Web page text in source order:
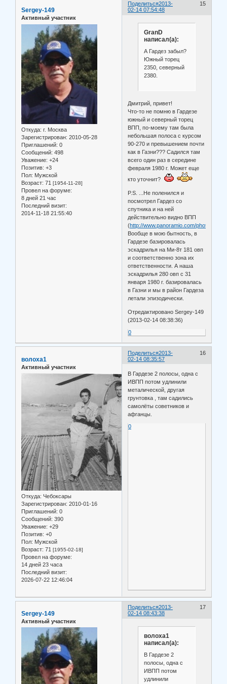
Поделиться 15
2013-
02-14 07:54:48
Sergey-149
Активный участник
Откуда: г. Москва
Зарегистрирован: 2010-05-28
Приглашений: 0
Сообщений: 498
Уважение: +24
Позитив: +3
Пол: Мужской
Возраст: 71 [1954-11-28]
Провел на форуме:
8 дней 21 час
Последний визит:
2014-11-18 21:55:40
GranD
написал(а):
А Гардез забыл?
Южный торец
2350, северный
2380.
Дмитрий, привет!
Что-то не помню в Гардезе
южный и северный торец
ВПП, по-моему там была
небольшая полоса с курсом
90-270 и превышением почти
как в Газни??? Садился там
всего один раз в середине
февраля 1980 г. Может еще
кто уточнит?
P.S. ...Не поленился и
посмотрел Гардез со
спутника и на ней
действительно видно ВПП
(http://www.panoramio.com/photo/
Вообще в мою бытность, в
Гардезе базировалась
эскадрилья на Ми-8т 181 овп
и соответственно зона их
ответственности. А наша
эскадрилья 280 овп с 31
января 1980 г. базировалась
в Газни и мы в район Гардеза
летали эпизодически.
Отредактировано Sergey-149
(2013-02-14 08:38:36)
0
Поделиться 16
2013-
02-14 08:35:57
волоха1
Активный участник
Откуда: Чебоксары
Зарегистрирован: 2010-01-16
Приглашений: 0
Сообщений: 390
Уважение: +29
Позитив: +0
Пол: Мужской
Возраст: 71 [1955-02-18]
Провел на форуме:
14 дней 23 часа
Последний визит:
2026-07-22 12:46:04
В Гардезе 2 полосы, одна с
ИВПП потом удлинили
металической, другая
грунтовка , там садились
самолёты советников и
афганцы.
0
Поделиться 17
2013-
02-14 08:43:38
Sergey-149
Активный участник
волоха1
написал(а):
В Гардезе 2
полосы, одна с
ИВПП потом
удлинили